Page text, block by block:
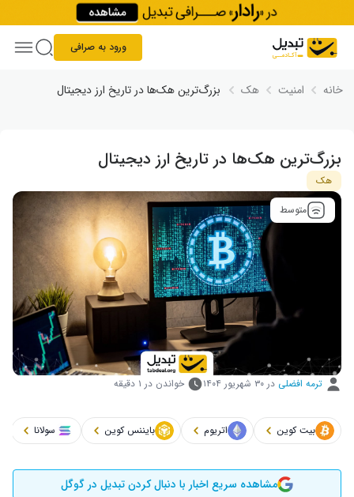
Skip to content
ورود به صرافی
خانه امنیت هک بزرگ‌ترین هک‌ها در تاریخ ارز دیجیتال
بزرگ‌ترین هک‌ها در تاریخ ارز دیجیتال
هک
متوسط
ترمه افضلی در ۳۰ شهریور ۱۴۰۴ خواندن در ۱ دقیقه
بیت کوین اتریوم بایننس کوین سولانا
مشاهده سریع اخبار با دنبال کردن تبدیل در گوگل